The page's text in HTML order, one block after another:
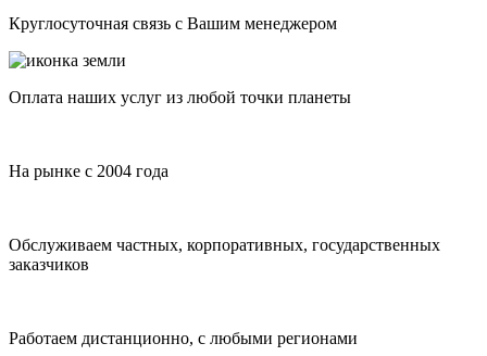
Круглосуточная связь с Вашим менеджером
Оплата наших услуг из любой точки планеты
На рынке с 2004 года
Обслуживаем частных, корпоративных, государственных
заказчиков
Работаем дистанционно, с любыми регионами